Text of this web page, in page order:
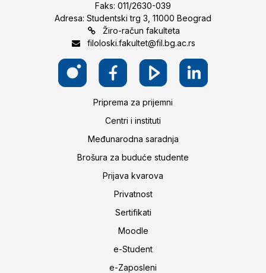
Faks: 011/2630-039
Adresa: Studentski trg 3, 11000 Beograd
Žiro-račun fakulteta
filoloski.fakultet@fil.bg.ac.rs
Priprema za prijemni
Centri i instituti
Međunarodna saradnja
Brošura za buduće studente
Prijava kvarova
Privatnost
Sertifikati
Moodle
e-Student
e-Zaposleni